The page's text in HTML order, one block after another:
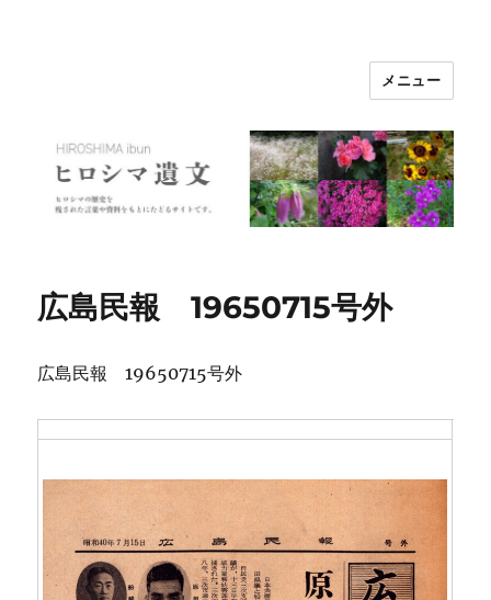
メニュー
広島民報 19650715号外
広島民報 19650715号外